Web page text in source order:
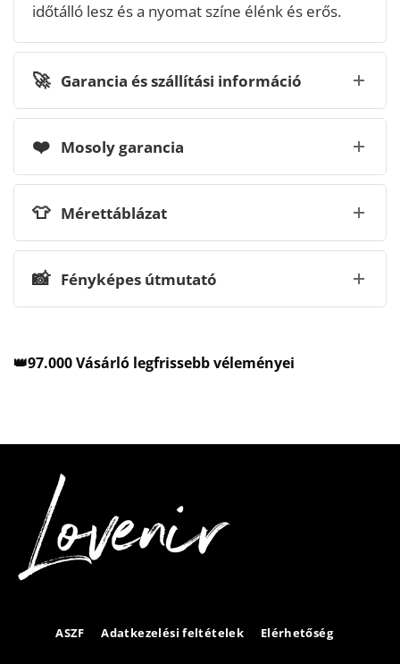
időtálló lesz és a nyomat színe élénk és erős.
🚀 Garancia és szállítási információ
❤️ Mosoly garancia
👕 Mérettáblázat
📸 Fényképes útmutató
👑97.000 Vásárló legfrissebb véleményei
ASZF Adatkezelési feltételek Elérhetőség